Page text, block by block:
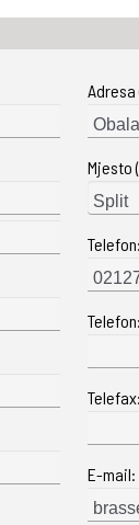
ŽUPANIJA
ŽUPANIJA
ŽUPANIJA
Adresa
Mjesto
Telefon:
Telefax:
E-mail: